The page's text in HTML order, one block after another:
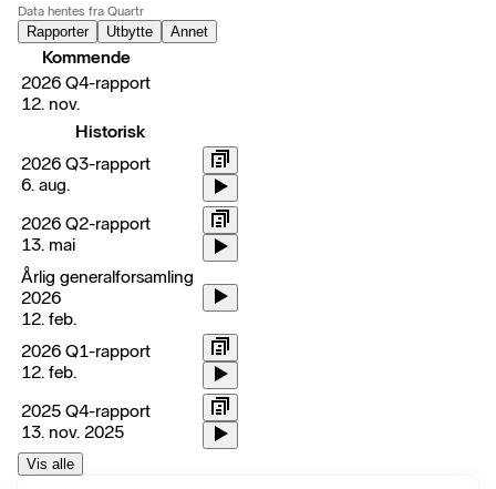
Data hentes fra Quartr
Rapporter Utbytte Annet
Kommende
2026 Q4-rapport
12. nov.
Historisk
2026 Q3-rapport
6. aug.
2026 Q2-rapport
13. mai
Årlig generalforsamling
2026
12. feb.
2026 Q1-rapport
12. feb.
2025 Q4-rapport
13. nov. 2025
Vis alle